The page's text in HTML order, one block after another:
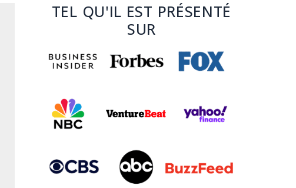
TEL QU'IL EST PRÉSENTÉ
SUR